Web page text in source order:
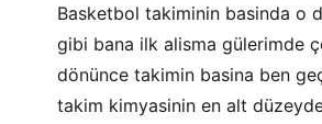
Basketbol takiminin basinda o
gibi bana ilk alisma gülerimde
dönünce takimin basina ben
takim kimyasinin en alt